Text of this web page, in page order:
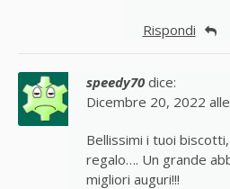
Rispondi
speedy70 dice:
Dicembre 20, 2022
Bellissimi i tuoi
regalo…. Un grande
migliori auguri!!!